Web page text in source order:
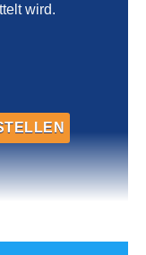
wird.